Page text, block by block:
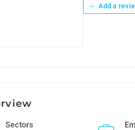
Add a
Sectors